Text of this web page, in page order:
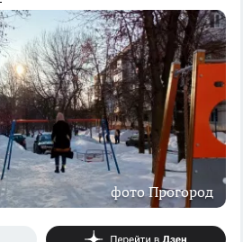
фото Прогород